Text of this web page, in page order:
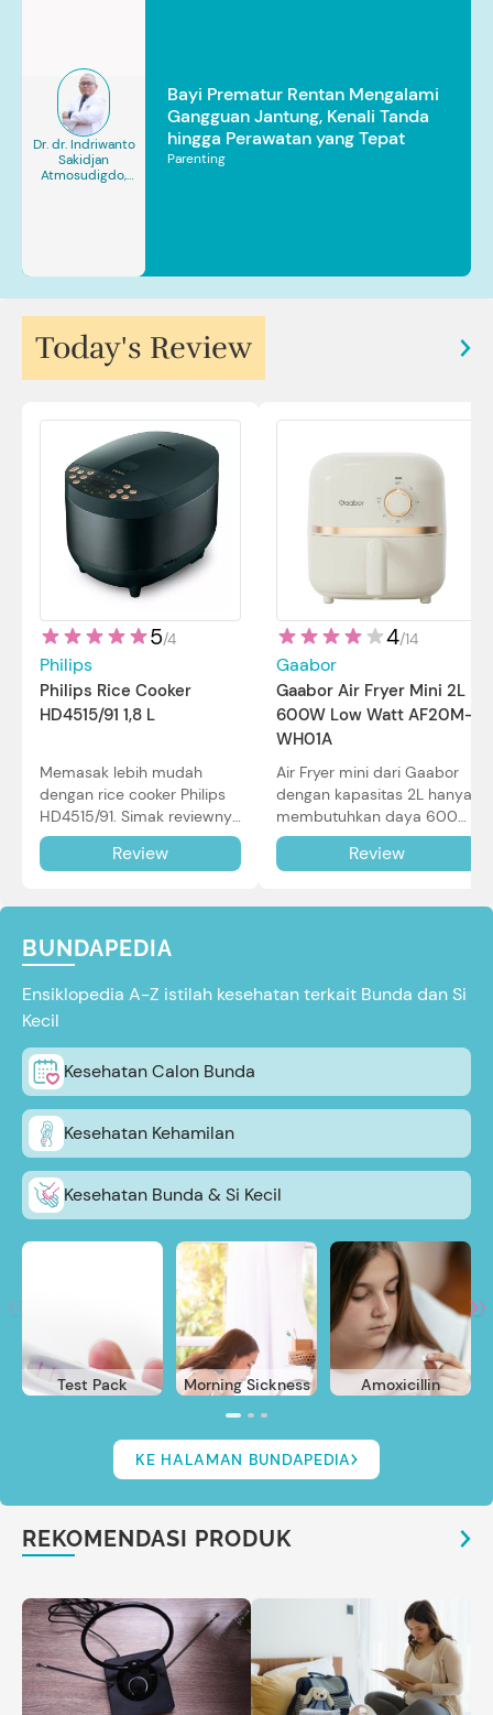
Dr. dr. Indriwanto
Sakidjan
Atmosudigdo,
Bayi Prematur Rentan Mengalami
Gangguan Jantung, Kenali Tanda
hingga Perawatan yang Tepat
Parenting
Today's Review
5/4
Philips
Philips Rice Cooker
HD4515/91 1,8 L
Memasak lebih mudah
dengan rice cooker Philips
HD4515/91. Simak reviewnya
di sini.
Review
4/14
Gaabor
Gaabor Air Fryer Mini 2L
600W Low Watt AF20M-
WH01A
Air Fryer mini dari Gaabor
dengan kapasitas 2L hanya
membutuhkan daya 600W
dalam pemakaian. Simak
review selengkapnya di sini.
Review
BUNDAPEDIA
Ensiklopedia A-Z istilah kesehatan terkait Bunda dan Si
Kecil
Kesehatan Calon Bunda
Kesehatan Kehamilan
Kesehatan Bunda & Si Kecil
Test Pack Morning Sickness Amoxicillin
KE HALAMAN BUNDAPEDIA
REKOMENDASI PRODUK